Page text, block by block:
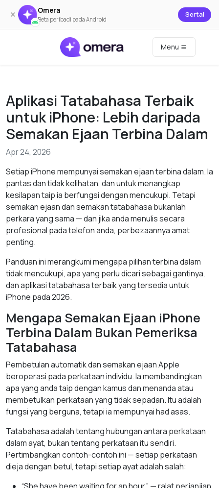
× Omera
Beta peribadi pada Android
Sertai
Menu
Aplikasi Tatabahasa Terbaik
untuk iPhone: Lebih daripada
Semakan Ejaan Terbina Dalam
Apr 24, 2026
Setiap iPhone mempunyai semakan ejaan terbina dalam. Ia
pantas dan tidak kelihatan, dan untuk menangkap
kesilapan taip ia berfungsi dengan mencukupi. Tetapi
semakan ejaan dan semakan tatabahasa bukanlah
perkara yang sama — dan jika anda menulis secara
profesional pada telefon anda, perbezaannya amat
penting.
Panduan ini merangkumi mengapa pilihan terbina dalam
tidak mencukupi, apa yang perlu dicari sebagai gantinya,
dan aplikasi tatabahasa terbaik yang tersedia untuk
iPhone pada 2026.
Mengapa Semakan Ejaan iPhone
Terbina Dalam Bukan Pemeriksa
Tatabahasa
Pembetulan automatik dan semakan ejaan Apple
beroperasi pada perkataan individu. Ia membandingkan
apa yang anda taip dengan kamus dan menanda atau
membetulkan perkataan yang tidak sepadan. Itu adalah
fungsi yang berguna, tetapi ia mempunyai had asas.
Tatabahasa adalah tentang hubungan antara perkataan
dalam ayat, bukan tentang perkataan itu sendiri.
Pertimbangkan contoh-contoh ini — setiap perkataan
dieja dengan betul, tetapi setiap ayat adalah salah: